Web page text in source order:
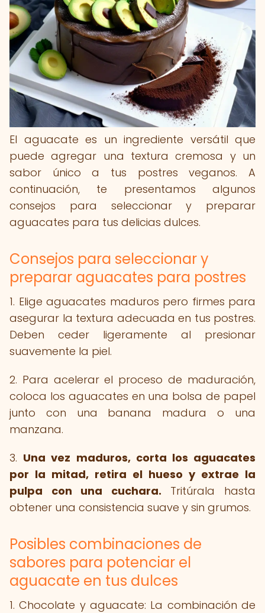
El aguacate es un ingrediente versátil que
puede agregar una textura cremosa y un
sabor único a tus postres veganos. A
continuación, te presentamos algunos
consejos para seleccionar y preparar
aguacates para tus delicias dulces.
Consejos para seleccionar y
preparar aguacates para postres
1. Elige aguacates maduros pero firmes para
asegurar la textura adecuada en tus postres.
Deben ceder ligeramente al presionar
suavemente la piel.
2. Para acelerar el proceso de maduración,
coloca los aguacates en una bolsa de papel
junto con una banana madura o una
manzana.
3. Una vez maduros, corta los aguacates
por la mitad, retira el hueso y extrae la
pulpa con una cuchara. Tritúrala hasta
obtener una consistencia suave y sin grumos.
Posibles combinaciones de
sabores para potenciar el
aguacate en tus dulces
1. Chocolate y aguacate: La combinación de